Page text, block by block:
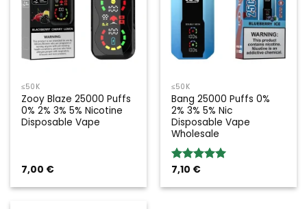
≤50K
Zooy Blaze 25000 Puffs
0% 2% 3% 5% Nicotine
Disposable Vape
7,00 €
≤50K
Bang 25000 Puffs 0%
2% 3% 5% Nic
Disposable Vape
Wholesale
Rated
7,10 €